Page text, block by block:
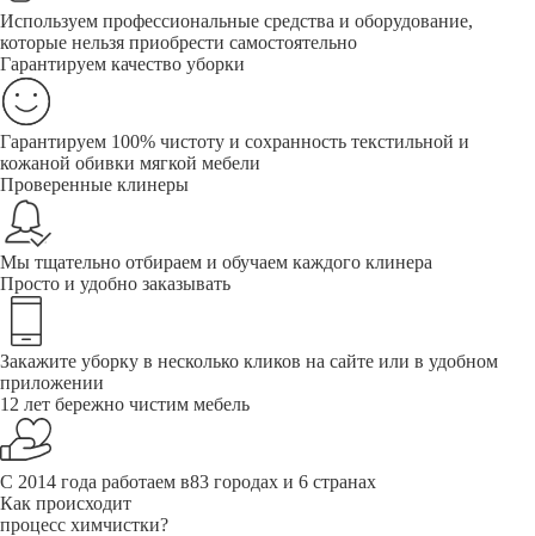
Используем профессиональные средства и оборудование,
которые нельзя приобрести самостоятельно
Гарантируем качество уборки
Гарантируем 100% чистоту и сохранность текстильной и
кожаной обивки мягкой мебели
Проверенные клинеры
Мы тщательно отбираем и обучаем каждого клинера
Просто и удобно заказывать
Закажите уборку в несколько кликов на сайте или в удобном
приложении
12 лет бережно чистим мебель
С 2014 года работаем в83 городах и 6 странах
Как происходит
процесс химчистки?